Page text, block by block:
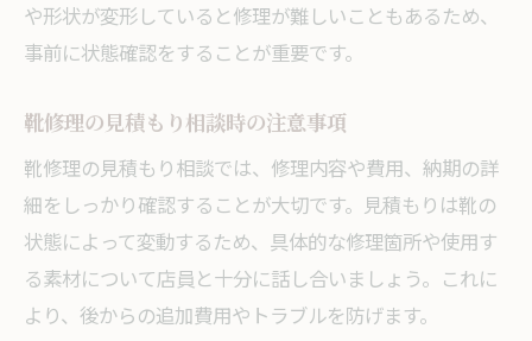
や形状が変形していると修理が難しいこともあるため、
事前に状態確認をすることが重要です。
靴修理の見積もり相談時の注意事項
靴修理の見積もり相談では、修理内容や費用、納期の詳
細をしっかり確認することが大切です。見積もりは靴の
状態によって変動するため、具体的な修理箇所や使用す
る素材について店員と十分に話し合いましょう。これに
より、後からの追加費用やトラブルを防げます。